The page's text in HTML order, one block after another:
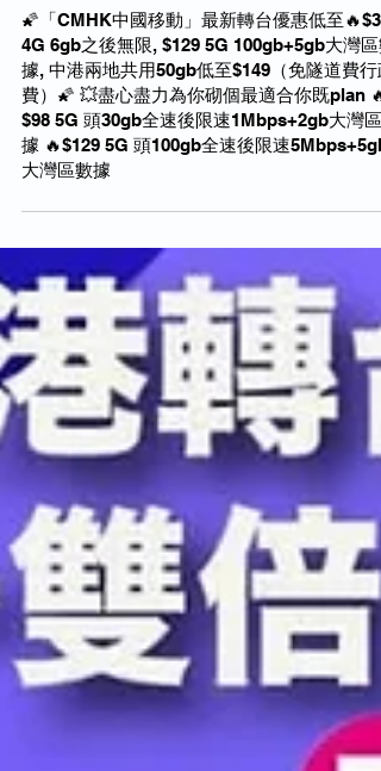
6小时前
🌠「CMHK中國移動」最新轉台優惠低至🔥$38
4G 6gb之後無限, $129 5G 100gb+5gb大灣區
據, 中港兩地共用50gb低至$149（免隧道費行
費）🌠 💥盡心盡力為你砌個最適合你既plan 🔥
$98 5G 頭30gb全速後限速1Mbps+2gb大灣區
大灣區數據